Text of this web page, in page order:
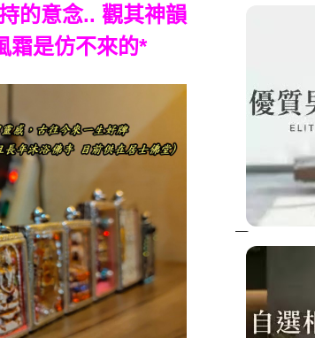
的意念.. 觀其神韻
霜是仿不來的*